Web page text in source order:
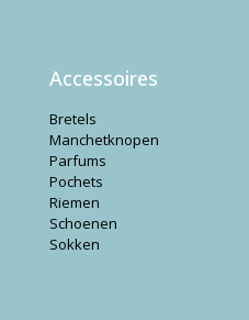
Accessoires
Bretels
Manchetknopen
Parfums
Pochets
Riemen
Schoenen
Sokken